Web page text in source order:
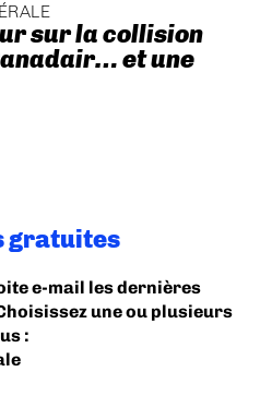
sur la collision
et une
gratuites
e-mail les dernières
une ou plusieurs
: